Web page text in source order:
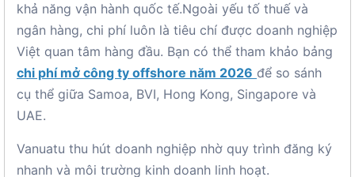
khả năng vận hành quốc tế.Ngoài yếu tố thuế và
ngân hàng, chi phí luôn là tiêu chí được doanh nghiệp
Việt quan tâm hàng đầu. Bạn có thể tham khảo bảng
chi phí mở công ty offshore năm 2026 để so sánh
cụ thể giữa Samoa, BVI, Hong Kong, Singapore và
UAE.
Vanuatu thu hút doanh nghiệp nhờ quy trình đăng ký
nhanh và môi trường kinh doanh linh hoạt.